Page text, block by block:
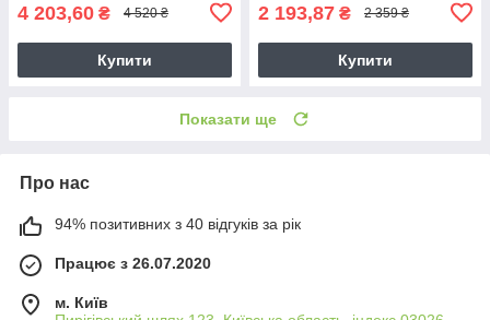
4 203,60 ₴ 4 520 ₴
Купити
2 193,87 ₴ 2 359 ₴
Купити
Показати ще
Про нас
94% позитивних з 40 відгуків за рік
Працює з 26.07.2020
м. Київ